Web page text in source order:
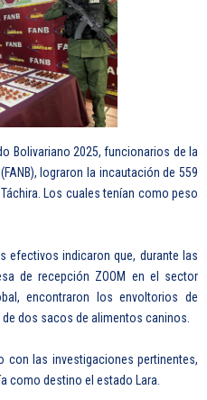
Bolivariano 2025, funcionarios de la
lograron la incautación de 559
Los cuales tenían como peso
efectivos indicaron que, durante las
de recepción ZOOM en el sector
encontraron los envoltorios de
dos sacos de alimentos caninos.
con las investigaciones pertinentes,
como destino el estado Lara.